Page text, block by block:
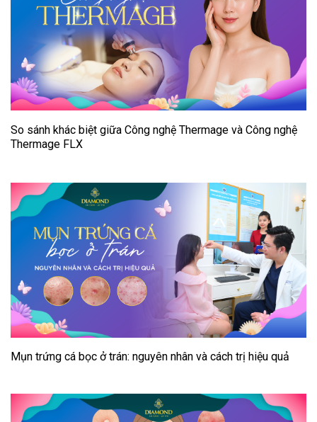
So sánh khác biệt giữa Công nghệ Thermage và Công nghệ
Thermage FLX
Mụn trứng cá bọc ở trán: nguyên nhân và cách trị hiệu quả